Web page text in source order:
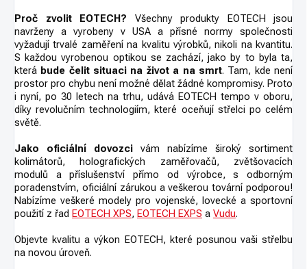
Proč zvolit EOTECH? Všechny produkty EOTECH jsou
navrženy a vyrobeny v USA a přísné normy společnosti
vyžadují trvalé zaměření na kvalitu výrobků, nikoli na kvantitu.
S každou vyrobenou optikou se zachází, jako by to byla ta,
která bude čelit situaci na život a na smrt. Tam, kde není
prostor pro chybu není možné dělat žádné kompromisy. Proto
i nyní, po 30 letech na trhu, udává EOTECH tempo v oboru,
díky revolučním technologiím, které oceňují střelci po celém
světě.
Jako oficiální dovozci vám nabízíme široký sortiment
kolimátorů, holografických zaměřovačů, zvětšovacích
modulů a příslušenství přímo od výrobce, s odborným
poradenstvím, oficiální zárukou a veškerou tovární podporou!
Nabízíme veškeré modely pro vojenské, lovecké a sportovní
použití z řad EOTECH XPS, EOTECH EXPS a Vudu.
Objevte kvalitu a výkon EOTECH, které posunou vaši střelbu
na novou úroveň.